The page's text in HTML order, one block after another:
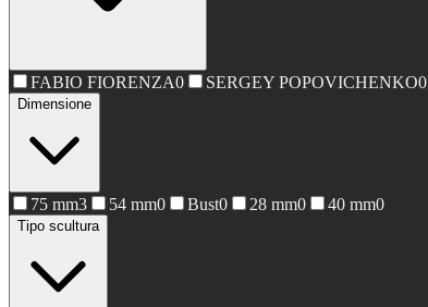
FABIO FIORENZA0 SERGEY POPOVICHENKO0
Dimensione
75 mm3 54 mm0 Bust0 28 mm0 40 mm0
Tipo scultura